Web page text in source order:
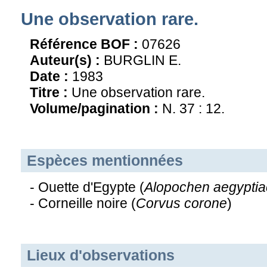
Une observation rare.
Référence BOF : 07626
Auteur(s) : BURGLIN E.
Date : 1983
Titre : Une observation rare.
Volume/pagination : N. 37 : 12.
Espèces mentionnées
- Ouette d'Egypte (Alopochen
- Corneille noire (Corvus corone)
Lieux d'observations